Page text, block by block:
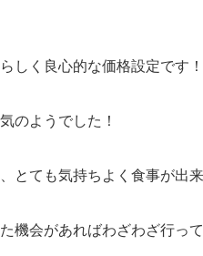
しく良心的な価格設定です！
のようでした！
とても気持ちよく食事が出来
機会があればわざわざ行っ